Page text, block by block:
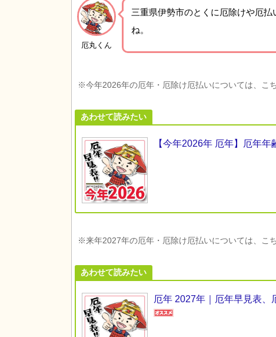
厄丸くん
三重県伊勢市のとくに厄除けや厄払
ね。
※今年2026年の厄年・厄除け厄払いについては、こ
あわせて読みたい
【今年2026年 厄年】厄年
※来年2027年の厄年・厄除け厄払いについては、こ
あわせて読みたい
厄年 2027年｜厄年早見表、